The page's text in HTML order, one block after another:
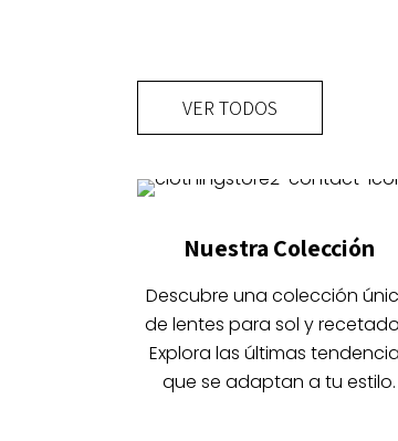
tiene
variantes.
pueden
elegir
en
la
página
VER TODOS
Nuestra Colección
Descubre una colección
de lentes para sol y
Explora las últimas
que se adaptan a tu estilo.